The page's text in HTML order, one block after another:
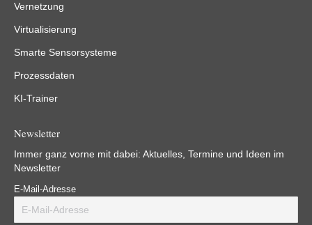
Vernetzung
Virtualisierung
Smarte Sensorsysteme
Prozessdaten
KI-Trainer
Newsletter
Immer ganz vorne mit dabei: Aktuelles, Termine und Ideen im
Newsletter
E-Mail-Adresse